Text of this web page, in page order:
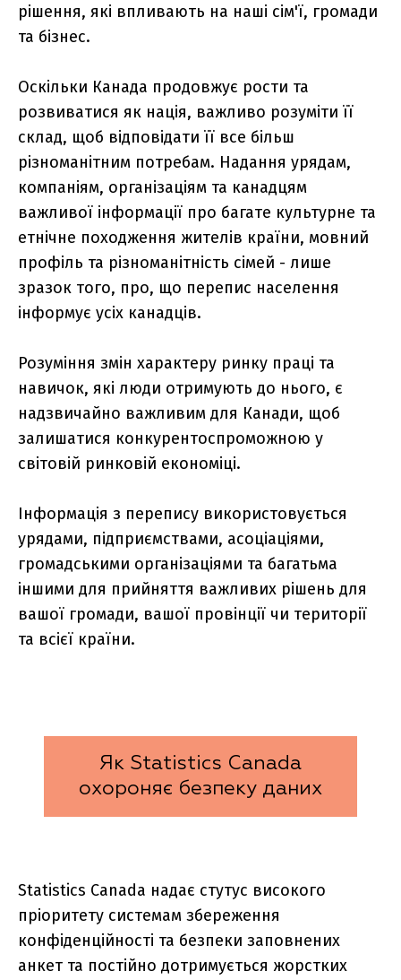
рішення, які впливають на наші сім'ї, громади
та бізнес.
Оскільки Канада продовжує рости та
розвиватися як нація, важливо розуміти її
склад, щоб відповідати її все більш
різноманітним потребам. Надання урядам,
компаніям, організаціям та канадцям
важливої інформації про багате культурне та
етнічне походження жителів країни, мовний
профіль та різноманітність сімей - лише
зразок того, про, що перепис населення
інформує усіх канадців.
Розуміння змін характеру ринку праці та
навичок, які люди отримують до нього, є
надзвичайно важливим для Канади, щоб
залишатися конкурентоспроможною у
світовій ринковій економіці.
Інформація з перепису використовується
урядами, підприємствами, асоціаціями,
громадськими організаціями та багатьма
іншими для прийняття важливих рішень для
вашої громади, вашої провінції чи території
та всієї країни.
Як Statistics Canada
охороняє безпеку даних
Statistics Canada надає стутус високого
пріоритету системам збереження
конфіденційності та безпеки заповнених
анкет та постійно дотримується жорстких